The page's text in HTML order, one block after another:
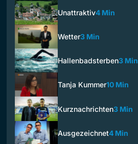
Unattraktiv4 Min
Wetter3 Min
Hallenbadsterben3 Min
Tanja Kummer10 Min
Kurznachrichten3 Min
Ausgezeichnet4 Min